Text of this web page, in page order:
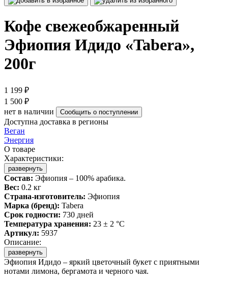
Кофе свежеобжаренный
Эфиопия Идидо «Tabera»,
200г
1 199 ₽
1 500 ₽
нет в наличии
Сообщить о поступлении
Доступна доставка в регионы
Веган
Энергия
О товаре
Характеристики:
развернуть
Состав: Эфиопия – 100% арабика.
Вес: 0.2 кг
Страна-изготовитель: Эфиопия
Марка (бренд): Tabera
Срок годности: 730 дней
Температура хранения: 23 ± 2 °C
Артикул: 5937
Описание:
развернуть
Эфиопия Идидо – яркий цветочный букет с приятными
нотами лимона, бергамота и черного чая.